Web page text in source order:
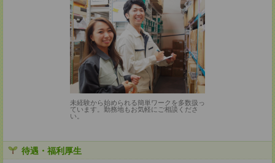
未経験から始められる簡単ワークを多数扱っ
ています。勤務地もお気軽にご相談くださ
い。
待遇・福利厚生